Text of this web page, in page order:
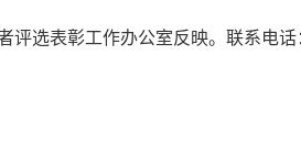
评选表彰工作办公室反映。联系电话